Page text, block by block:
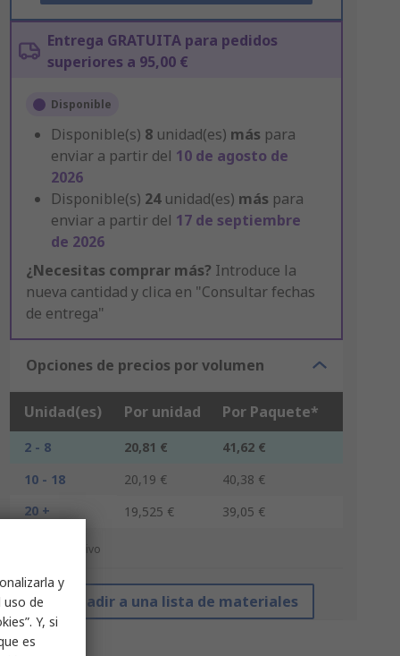
Entrega GRATUITA para pedidos
superiores a 95,00 €
Disponible
Disponible(s) 8 unidad(es) más para
enviar a partir del 10 de agosto de
2026
Disponible(s) 24 unidad(es) más para
enviar a partir del 17 de septiembre
de 2026
¿Necesitas comprar más? Introduce la
nueva cantidad y clica en "Consultar fechas
de entrega"
Opciones de precios por volumen
Unidad(es) Por unidad Por Paquete*
2 - 8 20,81 €
41,62 €
10 - 18
20,19 €
40,38 €
20 +
19,525 € 39,05 €
*precio indicativo
Añadir a una lista de materiales
y
uso de
Y, si
es